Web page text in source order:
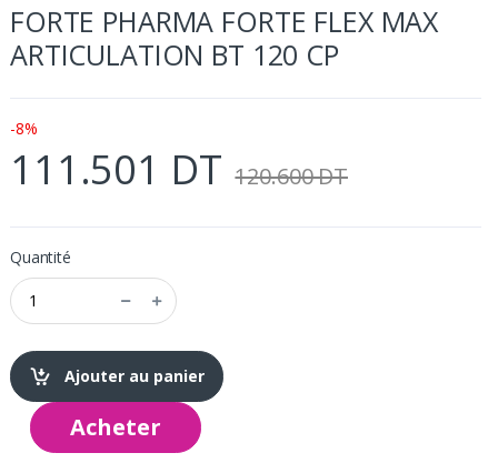
FORTE PHARMA FORTE FLEX MAX
ARTICULATION BT 120 CP
-8%
111.501 DT 120.600 DT
Quantité
Ajouter au panier
Acheter